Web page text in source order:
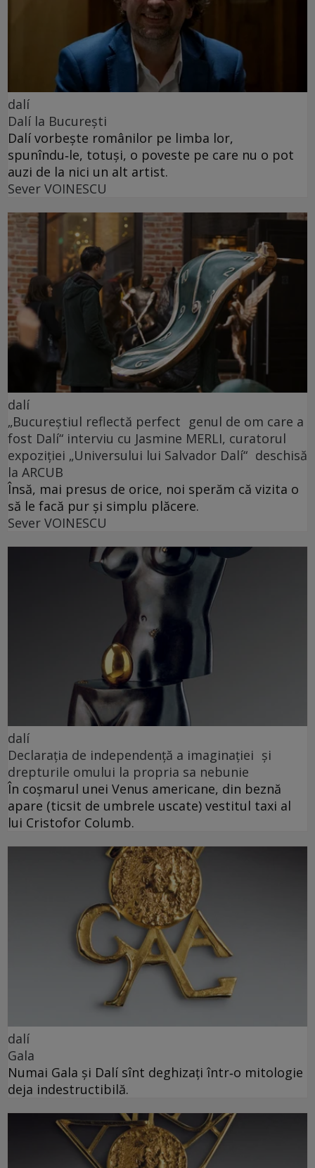
dalí
Dalí la București
Dalí vorbește românilor pe limba lor,
spunîndu‑le, totuși, o poveste pe care nu o pot
auzi de la nici un alt artist.
Sever VOINESCU
dalí
„Bucureștiul reflectă perfect genul de om care a
fost Dalí“ interviu cu Jasmine MERLI, curatorul
expoziției „Universului lui Salvador Dalí“ deschisă
la ARCUB
Însă, mai presus de orice, noi sperăm că vizita o
să le facă pur și simplu plăcere.
Sever VOINESCU
dalí
Declarația de independență a imaginației și
drepturile omului la propria sa nebunie
În coșmarul unei Venus americane, din beznă
apare (ticsit de umbrele uscate) vestitul taxi al
lui Cristofor Columb.
dalí
Gala
Numai Gala și Dalí sînt deghizați într‑o mitologie
deja indestructibilă.